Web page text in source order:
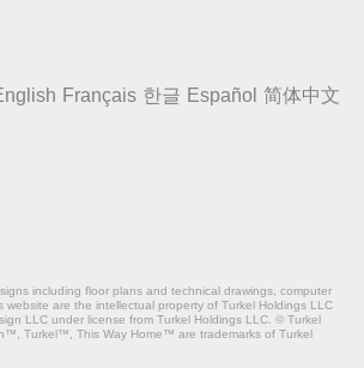
Français 한글 Español 简体中文
including floor plans and technical drawings, computer
website are the intellectual property of Turkel Holdings LLC
LLC under license from Turkel Holdings LLC. © Turkel
Turkel™, This Way Home™ are trademarks of Turkel